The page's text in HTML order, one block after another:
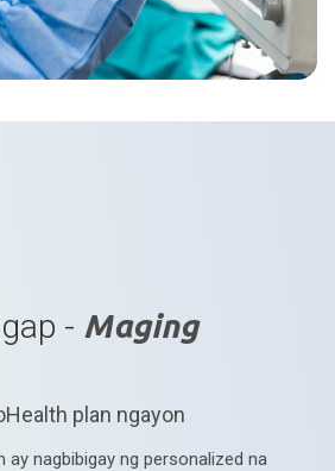
pag-
dual-
- Maging
plan ngayon
ay nagbibigay ng personalized na